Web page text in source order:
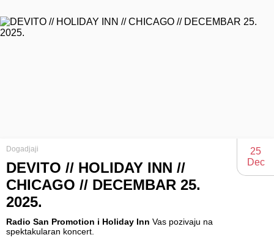
Dogadjaji
DEVITO // HOLIDAY INN //
CHICAGO // DECEMBAR 25.
2025.
Radio San Promotion i Holiday Inn Vas pozivaju na
spektakularan koncert.
25
Dec